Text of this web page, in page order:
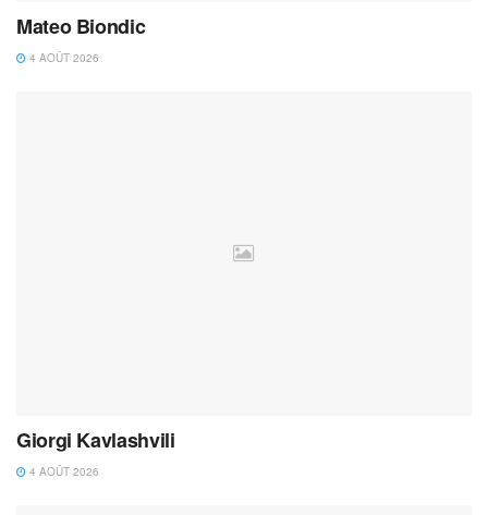
Mateo Biondic
4 AOÛT 2026
Giorgi Kavlashvili
4 AOÛT 2026